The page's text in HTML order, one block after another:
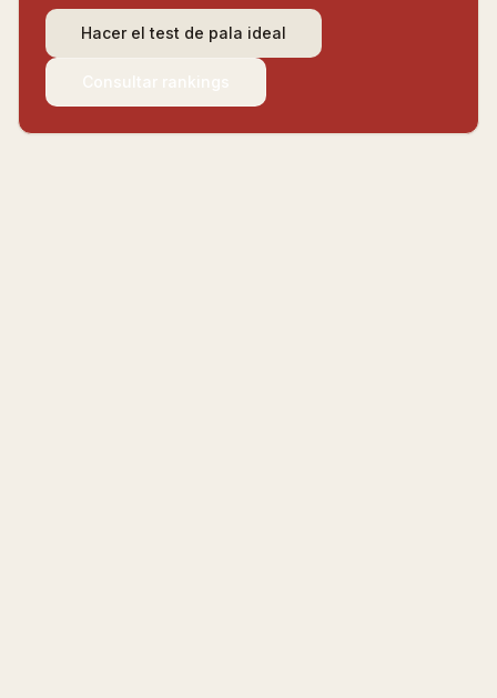
Hacer el test de pala ideal
Consultar rankings